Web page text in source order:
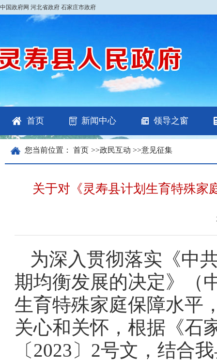
中国政府网 河北省政府 石家庄市政府
首页 新闻中心 领导之窗
您当前位置： 首页 >>政民互动 >>意见征集
关于对《灵寿县计划生育特殊家
为深入贯彻落实《中
期均衡发展的决定》（
生育特殊家庭保障水平
关心和关怀，根据《石
〔2023〕2号文，结合